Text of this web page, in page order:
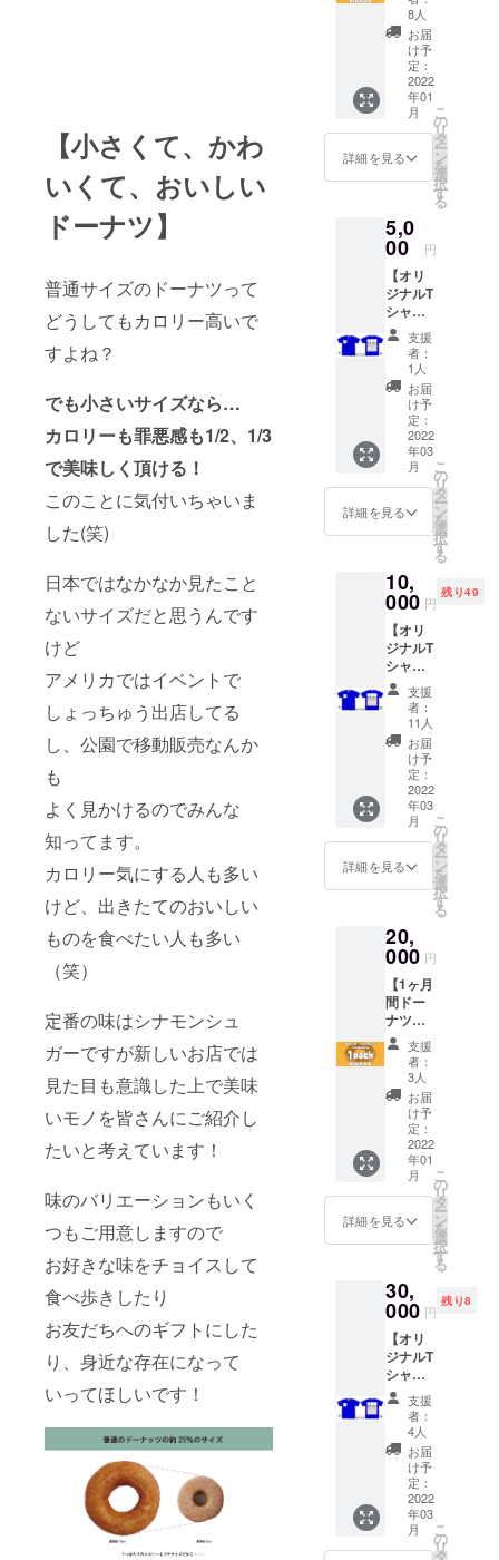
【小さくて、かわ
いくて、おいしい
ドーナツ】
普通サイズのドーナツって
どうしてもカロリー高いで
すよね？
でも小さいサイズなら…
カロリーも罪悪感も1/2、1/3
で美味しく頂ける！
このことに気付いちゃいま
した(笑)
日本ではなかなか見たこと
ないサイズだと思うんです
けど
アメリカではイベントで
しょっちゅう出店してる
し、公園で移動販売なんか
も
よく見かけるのでみんな
知ってます。
カロリー気にする人も多い
けど、出きたてのおいしい
ものを食べたい人も多い
（笑）
定番の味はシナモンシュ
ガーですが新しいお店では
見た目も意識した上で美味
いモノを皆さんにご紹介し
たいと考えています！
味のバリエーションもいく
つもご用意しますので
お好きな味をチョイスして
食べ歩きしたり
お友だちへのギフトにした
り、身近な存在になって
いってほしいです！
ト】 使
用期
限：
OPEN
2022/2/
ルにて
チケッ
ト画像
をお送
しま
す。 店
頭にて
画像を
ご提示
いただ
くと お
会計よ
10％OF
Fチケッ
トとし
て 使用
期限内
なら何
度でも
ご利用
※OPEN
日は別
途メー
ルにて
告知い
たしま
す。
8人
お届
け予
定：
2022
年01
月
詳細を見る
こ
の
リ
タ
ー
ン
を
選
択
す
る
5,0
00 円
【オリ
ジナルT
シャツ
をお届
け！】
胸にお
店のロ
ゴ。 背
中には
協賛い
ただい
た支援
者様の
お名
前、ロ
ゴなど
ます。
ロック
フェス
のTシャ
ツをイ
メージ
してく
ださ
い！ サ
イズは
M、L、
XLにな
りま
す。 ※
メー
カー：
FRUIT
20 RYL
(ロイヤ
ルブ
ルー）
支援
者：
1人
お届
け予
定：
2022
年03
月
詳細を見る
こ
の
リ
タ
ー
ン
を
選
択
す
る
10,
000 円
残り49
【オリ
ジナルT
シャツ
バック
プリン
トへの
名入れ
（中）
きでT
シャツ
の背中
にお名
前、店
名等の
文字を
たしま
す。 備
考欄に
名入れ
したい
文字を
ご記入
くださ
い。
（全角
10文字
まで）
Tシャツ
は後日
発送い
たしま
す。 ま
成したT
はス
タッフ
のユニ
ホーム
として
半年間
着用を
予定し
ていま
す。 ※
メー
カー：
FRUIT
OF THE
LOOM
支援
者：
11人
お届
け予
定：
2022
年03
月
詳細を見る
こ
の
リ
タ
ー
ン
を
選
択
す
る
20,
000 円
【1ヶ月
間ドー
ナツ毎
日
1pack
プレゼ
ントチ
ケッ
ト】
1ヶ月間
毎日お
好きな
ドーナ
ツ
1pack
をプレ
ト！ 1
日最大
1000円
分×30日
（3万円
相当）
分をの
チケッ
トで
す。 交
換期
限：
OPEN
2022/2/
28 使用
支援
者：
3人
お届
け予
定：
2022
年01
月
詳細を見る
こ
の
リ
タ
ー
ン
を
選
択
す
る
30,
000 円
残り8
【オリ
ジナルT
シャツ
バック
プリン
トへの
名入れ
（中）
ントサ
イズ：1
「W6×
支援
者：
4人
お届
け予
定：
2022
年03
月
こ
の
リ